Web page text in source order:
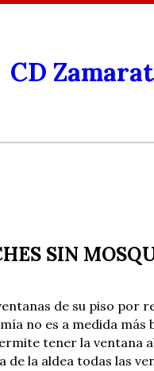
CD Zamarat
SIN
de su piso por
no es a medida
tener la
la aldea todas las